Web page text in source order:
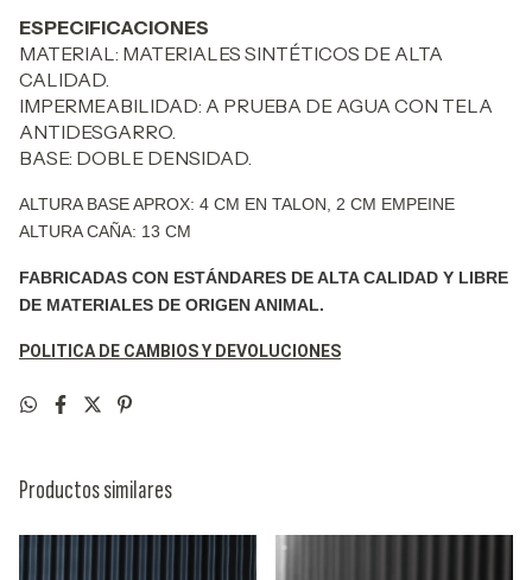
ESPECIFICACIONES
MATERIAL: MATERIALES SINTÉTICOS DE ALTA
CALIDAD.
IMPERMEABILIDAD: A PRUEBA DE AGUA CON TELA
ANTIDESGARRO.
BASE: DOBLE DENSIDAD.
ALTURA BASE APROX: 4 CM EN TALON, 2 CM EMPEINE
ALTURA CAÑA: 13 CM
FABRICADAS CON ESTÁNDARES DE ALTA CALIDAD Y LIBRE
DE MATERIALES DE ORIGEN ANIMAL.
POLITICA DE CAMBIOS Y DEVOLUCIONES
Productos similares